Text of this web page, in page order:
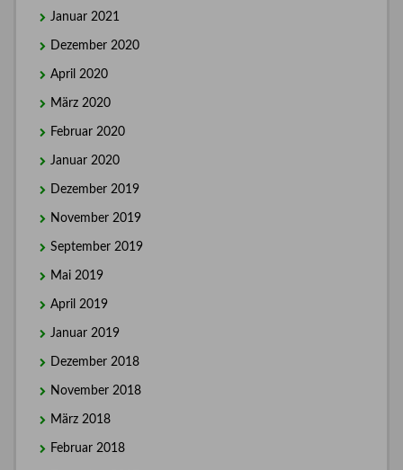
Januar 2021
Dezember 2020
April 2020
März 2020
Februar 2020
Januar 2020
Dezember 2019
November 2019
September 2019
Mai 2019
April 2019
Januar 2019
Dezember 2018
November 2018
März 2018
Februar 2018